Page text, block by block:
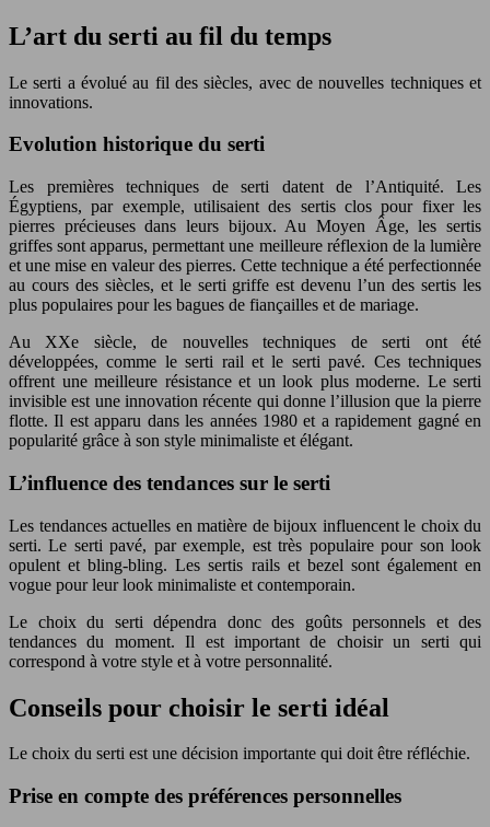
L’art du serti au fil du temps
Le serti a évolué au fil des siècles, avec de nouvelles techniques et
innovations.
Evolution historique du serti
Les premières techniques de serti datent de l’Antiquité. Les
Égyptiens, par exemple, utilisaient des sertis clos pour fixer les
pierres précieuses dans leurs bijoux. Au Moyen Âge, les sertis
griffes sont apparus, permettant une meilleure réflexion de la lumière
et une mise en valeur des pierres. Cette technique a été perfectionnée
au cours des siècles, et le serti griffe est devenu l’un des sertis les
plus populaires pour les bagues de fiançailles et de mariage.
Au XXe siècle, de nouvelles techniques de serti ont été
développées, comme le serti rail et le serti pavé. Ces techniques
offrent une meilleure résistance et un look plus moderne. Le serti
invisible est une innovation récente qui donne l’illusion que la pierre
flotte. Il est apparu dans les années 1980 et a rapidement gagné en
popularité grâce à son style minimaliste et élégant.
L’influence des tendances sur le serti
Les tendances actuelles en matière de bijoux influencent le choix du
serti. Le serti pavé, par exemple, est très populaire pour son look
opulent et bling-bling. Les sertis rails et bezel sont également en
vogue pour leur look minimaliste et contemporain.
Le choix du serti dépendra donc des goûts personnels et des
tendances du moment. Il est important de choisir un serti qui
correspond à votre style et à votre personnalité.
Conseils pour choisir le serti idéal
Le choix du serti est une décision importante qui doit être réfléchie.
Prise en compte des préférences personnelles